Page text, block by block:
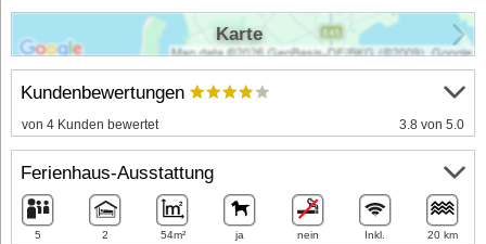
Kundenbewertungen
von 4 Kunden bewertet 3.8 von 5.0
Ferienhaus-Ausstattung
5 2 54m² ja nein Inkl. 20 km
Karte